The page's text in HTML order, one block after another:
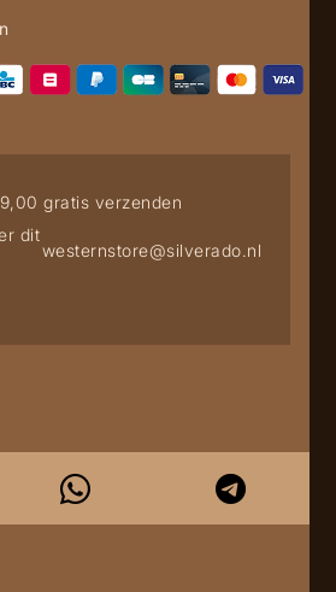
gratis verzenden
dit
westernstore@silverado.nl